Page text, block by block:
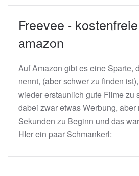
Freevee -
amazon
Auf Amazon gibt es eine Sparte,
nennt, (aber schwer zu finden
wieder erstaunlich gute Filme zu
dabei zwar etwas Werbung, aber
Sekunden zu Beginn und das
HIer ein paar Schmankerl: